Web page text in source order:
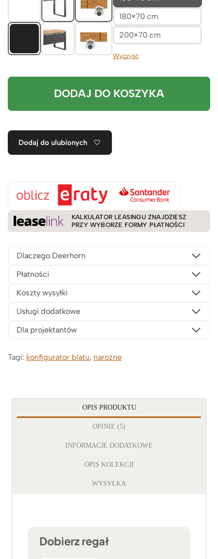
180×70 cm
200×70 cm
Wyczyść
DODAJ DO KOSZYKA
Dodaj do ulubionych
KALKULATOR LEASINGU ZNAJDZIESZ
PRZY WYBORZE FORMY PŁATNOŚCI
Dlaczego Deerhorn
Płatności
Koszty wysyłki
Usługi dodatkowe
Dla projektantów
Tagi: konfigurator blatu, narożne
OPIS PRODUKTU
OPINIE (5)
INFORMACJE DODATKOWE
OPIS KOLEKCJI
WYSYŁKA
Dobierz regał